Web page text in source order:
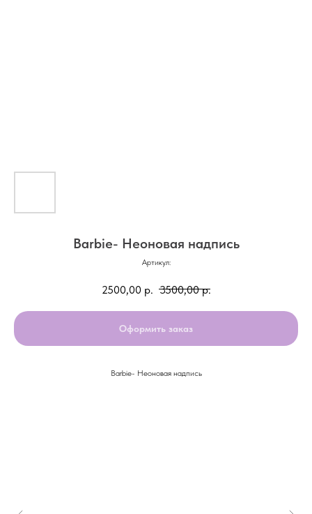
Barbie- Неоновая надпись
Артикул:
2500,00 р. 3500,00 р.
Оформить заказ
Barbie- Неоновая надпись